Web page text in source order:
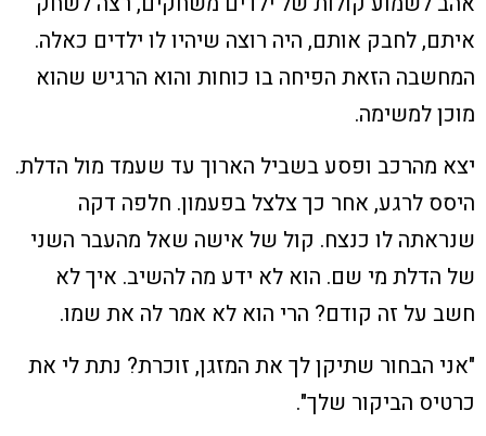
איתם, לחבק אותם, היה רוצה שיהיו לו ילדים כאלה.
המחשבה הזאת הפיחה בו כוחות והוא הרגיש שהוא
מוכן למשימה.
יצא מהרכב ופסע בשביל הארוך עד שעמד מול הדלת.
היסס לרגע, אחר כך צלצל בפעמון. חלפה דקה
שנראתה לו כנצח. קול של אישה שאל מהעבר השני
של הדלת מי שם. הוא לא ידע מה להשיב. איך לא
חשב על זה קודם? הרי הוא לא אמר לה את שמו.
"אני הבחור שתיקן לך את המזגן, זוכרת? נתת לי את
כרטיס הביקור שלך".